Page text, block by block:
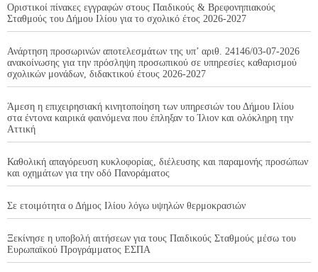
Οριστικοί πίνακες εγγραφών στους Παιδικούς & Βρεφονηπιακούς
Σταθμούς του Δήμου Ιλίου για το σχολικό έτος 2026-2027
Ανάρτηση προσωρινών αποτελεσμάτων της υπ’ αριθ. 24146/03-07-2026
ανακοίνωσης για την πρόσληψη προσωπικού σε υπηρεσίες καθαρισμού
σχολικών μονάδων, διδακτικού έτους 2026-2027
Άμεση η επιχειρησιακή κινητοποίηση των υπηρεσιών του Δήμου Ιλίου
στα έντονα καιρικά φαινόμενα που έπληξαν το Ίλιον και ολόκληρη την
Αττική
Καθολική απαγόρευση κυκλοφορίας, διέλευσης και παραμονής προσώπων
και οχημάτων για την οδό Πανοράματος
Σε ετοιμότητα ο Δήμος Ιλίου λόγω υψηλών θερμοκρασιών
Ξεκίνησε η υποβολή αιτήσεων για τους Παιδικούς Σταθμούς μέσω του
Ευρωπαϊκού Προγράμματος ΕΣΠΑ